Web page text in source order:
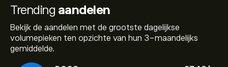
Trending aandelen
Bekijk de aandelen met de grootste dagelijkse
volumepieken ten opzichte van hun 3-maandelijks
gemiddelde.